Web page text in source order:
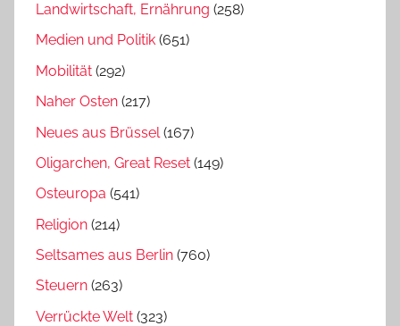
Landwirtschaft, Ernährung (258)
Medien und Politik (651)
Mobilität (292)
Naher Osten (217)
Neues aus Brüssel (167)
Oligarchen, Great Reset (149)
Osteuropa (541)
Religion (214)
Seltsames aus Berlin (760)
Steuern (263)
Verrückte Welt (323)